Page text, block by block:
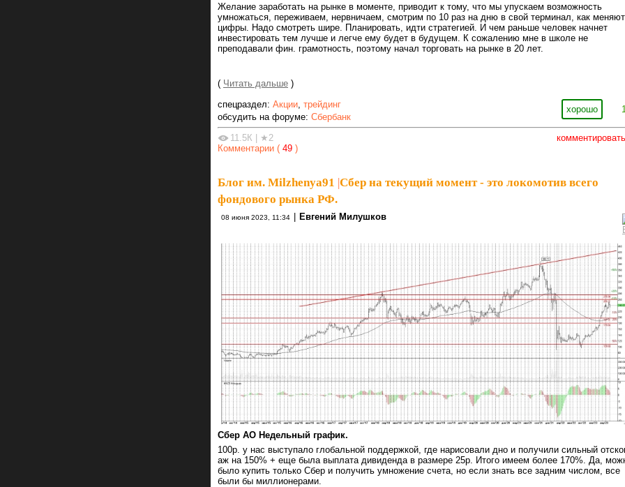
Желание заработать на рынке в моменте, приводит к тому, что мы упускаем возможность
умножаться, переживаем, нервничаем, смотрим по 10 раз на дню в свой терминал, как
цифры. Надо смотреть шире. Планировать, идти стратегией. И чем раньше человек начнет
инвестировать тем лучше и легче ему будет в будущем. К сожалению мне в школе не
преподавали фин. грамотность, поэтому начал торговать на рынке в 20 лет.
( Читать дальше )
хорошо
спецраздел: Акции трейдинг
обсудить на форуме: Сбербанк
комментировать
11.5К
★2
Комментарии ( 49 )
Блог им. Milzhenya91 Сбер на текущий момент - это локомотив всего
фондового рынка РФ.
08 июня 2023, 11:34 Евгений Милушков
Сбер АО Недельный график.
100р. у нас выступало глобальной поддержкой, где нарисовали дно и получили сильный
аж на 150% + еще была выплата дивиденда в размере 25р. Итого имеем более 170%. Да,
было купить только Сбер и получить умножение счета, но если знать все задним числом, все
были бы миллионерами.